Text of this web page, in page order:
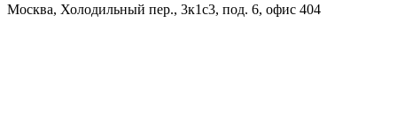
Москва, Холодильный пер., 3к1с3, под. 6, офис 404